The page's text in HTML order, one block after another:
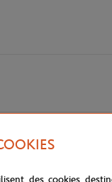
des cookies